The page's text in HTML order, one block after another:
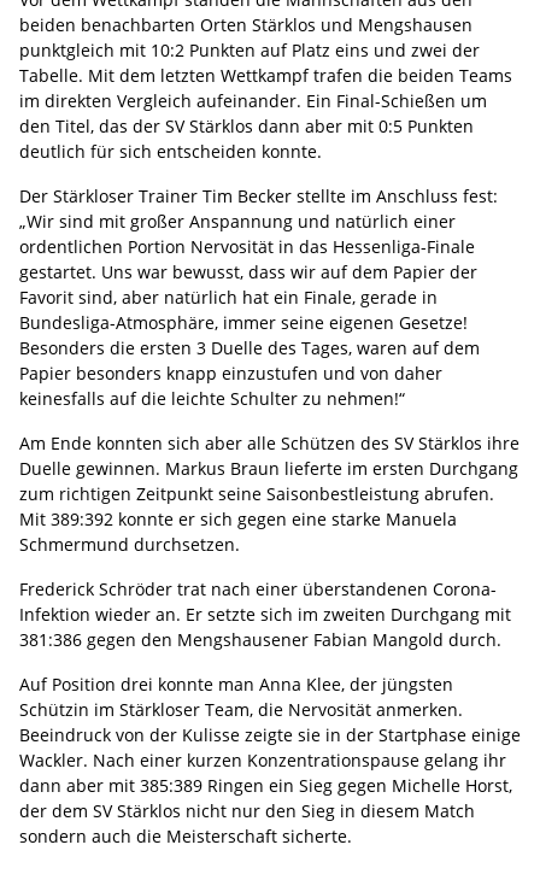
beiden benachbarten Orten Stärklos und Mengshausen
punktgleich mit 10:2 Punkten auf Platz eins und zwei der
Tabelle. Mit dem letzten Wettkampf trafen die beiden Teams
im direkten Vergleich aufeinander. Ein Final-Schießen um
den Titel, das der SV Stärklos dann aber mit 0:5 Punkten
deutlich für sich entscheiden konnte.
Der Stärkloser Trainer Tim Becker stellte im Anschluss fest:
„Wir sind mit großer Anspannung und natürlich einer
ordentlichen Portion Nervosität in das Hessenliga-Finale
gestartet. Uns war bewusst, dass wir auf dem Papier der
Favorit sind, aber natürlich hat ein Finale, gerade in
Bundesliga-Atmosphäre, immer seine eigenen Gesetze!
Besonders die ersten 3 Duelle des Tages, waren auf dem
Papier besonders knapp einzustufen und von daher
keinesfalls auf die leichte Schulter zu nehmen!“
Am Ende konnten sich aber alle Schützen des SV Stärklos ihre
Duelle gewinnen. Markus Braun lieferte im ersten Durchgang
zum richtigen Zeitpunkt seine Saisonbestleistung abrufen.
Mit 389:392 konnte er sich gegen eine starke Manuela
Schmermund durchsetzen.
Frederick Schröder trat nach einer überstandenen Corona-
Infektion wieder an. Er setzte sich im zweiten Durchgang mit
381:386 gegen den Mengshausener Fabian Mangold durch.
Auf Position drei konnte man Anna Klee, der jüngsten
Schützin im Stärkloser Team, die Nervosität anmerken.
Beeindruck von der Kulisse zeigte sie in der Startphase einige
Wackler. Nach einer kurzen Konzentrationspause gelang ihr
dann aber mit 385:389 Ringen ein Sieg gegen Michelle Horst,
der dem SV Stärklos nicht nur den Sieg in diesem Match
sondern auch die Meisterschaft sicherte.